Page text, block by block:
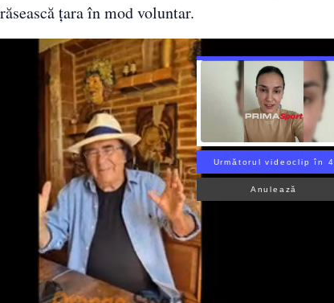
țara în mod voluntar.
Următorul videoclip în 3
Anulează